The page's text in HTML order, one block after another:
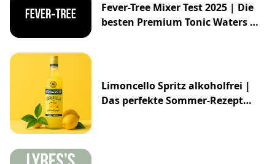
Fever-Tree Mixer Test 2025 | Die
besten Premium Tonic Waters &
Limoncello Spritz alkoholfrei |
Das perfekte Sommer-Rezept